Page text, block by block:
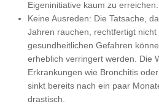
Eigeninitiative kaum zu erreichen.
Keine Ausreden: Die Tatsache,
Jahren rauchen, rechtfertigt
gesundheitlichen Gefahren
erheblich verringert werden. Die
Erkrankungen wie Bronchitis
sinkt bereits nach ein paar
drastisch.